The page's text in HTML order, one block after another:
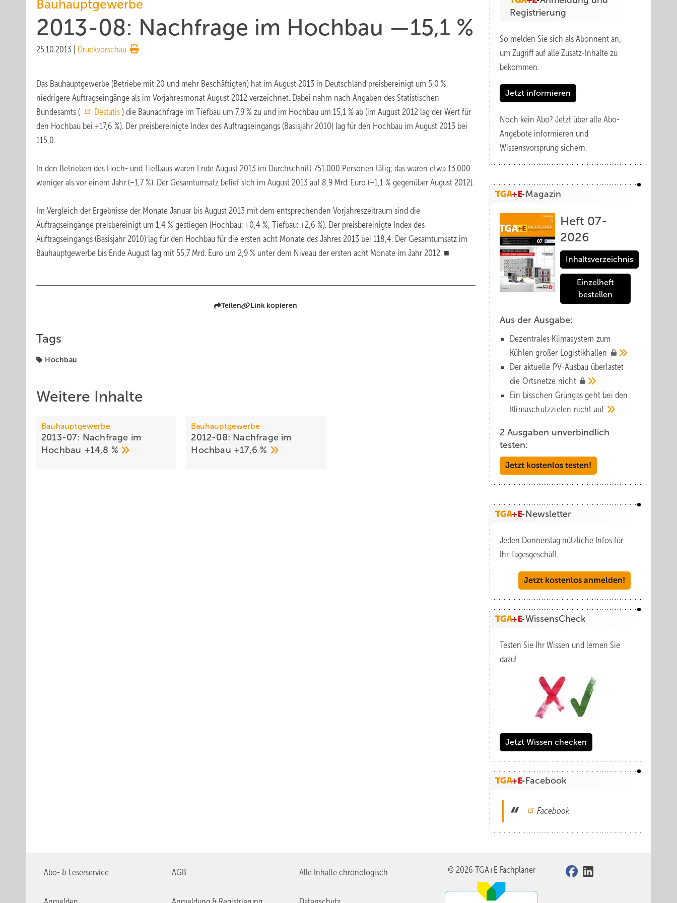
Bauhauptgewerbe
2013-08: Nachfrage im Hochbau —15,1 %
25.10.2013 Druckvorschau
Das Bauhauptgewerbe (Betriebe mit 20 und mehr Beschäftigten) hat im August 2013 in Deutschland preisbereinigt um 5,0 %
niedrigere Auftragseingänge als im Vorjahresmonat August 2012 verzeichnet. Dabei nahm nach Angaben des Statistischen
Bundesamts (
Destatis ) die Baunachfrage im Tiefbau um 7,9 % zu und im Hochbau um 15,1 % ab (im August 2012 lag der Wert für
den Hochbau bei +17,6 %). Der preisbereinigte Index des Auftragseingangs (Basisjahr 2010) lag für den Hochbau im August 2013 bei
115,0.
In den Betrieben des Hoch- und Tiefbaus waren Ende August 2013 im Durchschnitt 751.000 Personen tätig; das waren etwa 13.000
weniger als vor einem Jahr (–1,7 %). Der Gesamtumsatz belief sich im August 2013 auf 8,9 Mrd. Euro (–1,1 % gegenüber August 2012).
Im Vergleich der Ergebnisse der Monate Januar bis August 2013 mit dem entsprechenden Vorjahreszeitraum sind die
Auftragseingänge preisbereinigt um 1,4 % gestiegen (Hochbau: +0,4 %, Tiefbau: +2,6 %). Der preisbereinigte Index des
Auftragseingangs (Basisjahr 2010) lag für den Hochbau für die ersten acht Monate des Jahres 2013 bei 118,4. Der Gesamtumsatz im
Bauhauptgewerbe bis Ende August lag mit 55,7 Mrd. Euro um 2,9 % unter dem Niveau der ersten acht Monate im Jahr 2012. ■
Teilen Link kopieren
Tags
Hochbau
Weitere Inhalte
Bauhauptgewerbe
2013-07: Nachfrage im
Hochbau +14,8 %
Bauhauptgewerbe
2012-08: Nachfrage im
Hochbau +17,6 %
Registrierung
So melden Sie sich als Abonnent an,
um Zugriff auf alle Zusatz-Inhalte zu
bekommen.
Jetzt informieren
Noch kein Abo? Jetzt über alle Abo-
Angebote informieren und
Wissensvorsprung sichern.
Magazin
Heft 07-
2026
Inhaltsverzeichnis
Einzelheft
bestellen
Aus der Ausgabe:
Dezentrales Klimasystem zum
Kühlen großer Logistik­hallen
Der aktuelle PV-Ausbau über­lastet
die Orts­netze nicht
Ein bisschen Grüngas geht bei den
Klima­schutz­zielen nicht auf
2 Ausgaben unverbindlich
testen:
Jetzt kostenlos testen!
Newsletter
Jeden Donnerstag nützliche Infos für
Ihr Tagesgeschäft.
Jetzt kostenlos anmelden!
WissensCheck
Testen Sie Ihr Wissen und lernen Sie
dazu!
Jetzt Wissen checken
Facebook
Facebook
Abo- & Leserservice AGB Alle Inhalte chronologisch © 2026 TGA+E Fachplaner